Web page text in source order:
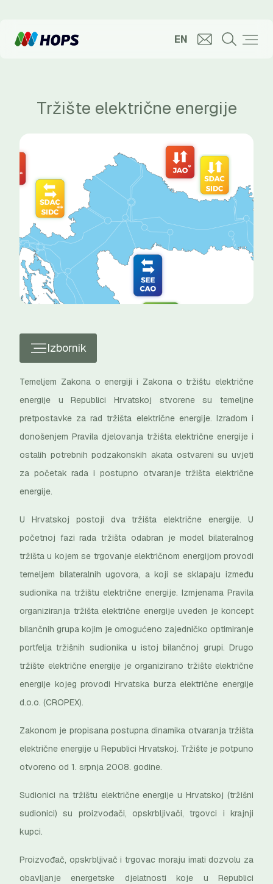
EN
Tržište električne energije
Izbornik
Temeljem Zakona o energiji i Zakona o tržištu električne
energije u Republici Hrvatskoj stvorene su temeljne
pretpostavke za rad tržišta električne energije. Izradom i
donošenjem Pravila djelovanja tržišta električne energije i
ostalih potrebnih podzakonskih akata ostvareni su uvjeti
za početak rada i postupno otvaranje tržišta električne
energije.
U Hrvatskoj postoji dva tržišta električne energije. U
početnoj fazi rada tržišta odabran je model bilateralnog
tržišta u kojem se trgovanje električnom energijom provodi
temeljem bilateralnih ugovora, a koji se sklapaju između
sudionika na tržištu električne energije. Izmjenama Pravila
organiziranja tržišta električne energije uveden je koncept
bilančnih grupa kojim je omogućeno zajedničko optimiranje
portfelja tržišnih sudionika u istoj bilančnoj grupi. Drugo
tržište električne energije je organizirano tržište električne
energije kojeg provodi Hrvatska burza električne energije
d.o.o. (CROPEX).
Zakonom je propisana postupna dinamika otvaranja tržišta
električne energije u Republici Hrvatskoj. Tržište je potpuno
otvoreno od 1. srpnja 2008. godine.
Sudionici na tržištu električne energije u Hrvatskoj (tržišni
sudionici) su proizvođači, opskrbljivači, trgovci i krajnji
kupci.
Proizvođač, opskrbljivač i trgovac moraju imati dozvolu za
obavljanje energetske djelatnosti koje u Republici